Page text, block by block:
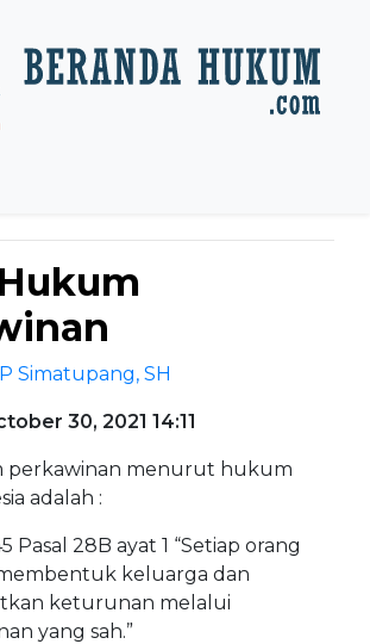
Simatupang, SH
30, 2021 14:11
perkawinan menurut hukum
adalah :
Pasal 28B ayat 1 “Setiap orang
keluarga dan
keturunan melalui
yang sah.”